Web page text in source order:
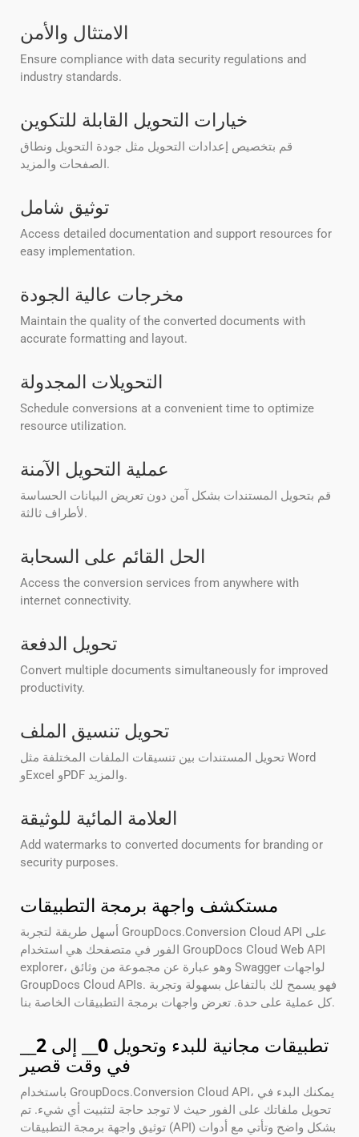
الامتثال والأمن
Ensure compliance with data security regulations and
industry standards.
خيارات التحويل القابلة للتكوين
قم بتخصيص إعدادات التحويل مثل جودة التحويل ونطاق
الصفحات والمزيد.
توثيق شامل
Access detailed documentation and support resources for
easy implementation.
مخرجات عالية الجودة
Maintain the quality of the converted documents with
accurate formatting and layout.
التحويلات المجدولة
Schedule conversions at a convenient time to optimize
resource utilization.
عملية التحويل الآمنة
قم بتحويل المستندات بشكل آمن دون تعريض البيانات الحساسة
لأطراف ثالثة.
الحل القائم على السحابة
Access the conversion services from anywhere with
internet connectivity.
تحويل الدفعة
Convert multiple documents simultaneously for improved
productivity.
تحويل تنسيق الملف
تحويل المستندات بين تنسيقات الملفات المختلفة مثل Word
وExcel وPDF والمزيد.
العلامة المائية للوثيقة
Add watermarks to converted documents for branding or
security purposes.
مستكشف واجهة برمجة التطبيقات
أسهل طريقة لتجربة GroupDocs.Conversion Cloud API على
الفور في متصفحك هي استخدام GroupDocs Cloud Web API
explorer، وهو عبارة عن مجموعة من وثائق Swagger لواجهات
GroupDocs Cloud APIs. فهو يسمح لك بالتفاعل بسهولة وتجربة
كل عملية على حدة. تعرض واجهات برمجة التطبيقات الخاصة بنا.
تطبيقات مجانية للبدء وتحويل 0 __ إلى 2
في وقت قصير
باستخدام GroupDocs.Conversion Cloud API، يمكنك البدء في
تحويل ملفاتك على الفور حيث لا توجد حاجة لتثبيت أي شيء. تم
توثيق واجهة برمجة التطبيقات (API) بشكل واضح وتأتي مع أدوات